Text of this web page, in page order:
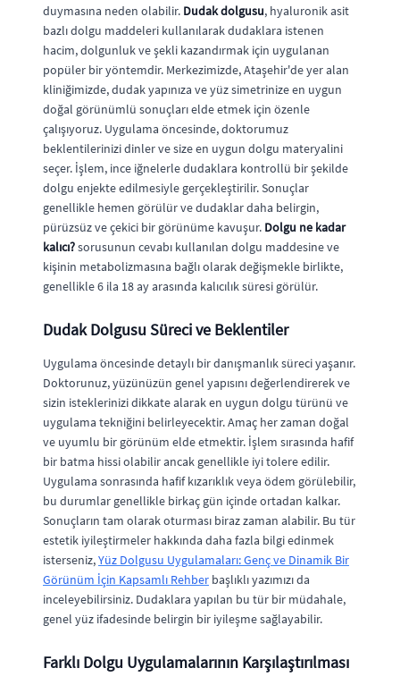
duymasına neden olabilir. Dudak dolgusu, hyaluronik asit
bazlı dolgu maddeleri kullanılarak dudaklara istenen
hacim, dolgunluk ve şekli kazandırmak için uygulanan
popüler bir yöntemdir. Merkezimizde, Ataşehir'de yer alan
kliniğimizde, dudak yapınıza ve yüz simetrinize en uygun
doğal görünümlü sonuçları elde etmek için özenle
çalışıyoruz. Uygulama öncesinde, doktorumuz
beklentilerinizi dinler ve size en uygun dolgu materyalini
seçer. İşlem, ince iğnelerle dudaklara kontrollü bir şekilde
dolgu enjekte edilmesiyle gerçekleştirilir. Sonuçlar
genellikle hemen görülür ve dudaklar daha belirgin,
pürüzsüz ve çekici bir görünüme kavuşur. Dolgu ne kadar
kalıcı?sorusunun cevabı kullanılan dolgu maddesine ve
kişinin metabolizmasına bağlı olarak değişmekle birlikte,
genellikle 6 ila 18 ay arasında kalıcılık süresi görülür.
Dudak Dolgusu Süreci ve Beklentiler
Uygulama öncesinde detaylı bir danışmanlık süreci yaşanır.
Doktorunuz, yüzünüzün genel yapısını değerlendirerek ve
sizin isteklerinizi dikkate alarak en uygun dolgu türünü ve
uygulama tekniğini belirleyecektir. Amaç her zaman doğal
ve uyumlu bir görünüm elde etmektir. İşlem sırasında hafif
bir batma hissi olabilir ancak genellikle iyi tolere edilir.
Uygulama sonrasında hafif kızarıklık veya ödem görülebilir,
bu durumlar genellikle birkaç gün içinde ortadan kalkar.
Sonuçların tam olarak oturması biraz zaman alabilir. Bu tür
estetik iyileştirmeler hakkında daha fazla bilgi edinmek
isterseniz,Yüz Dolgusu Uygulamaları: Genç ve Dinamik Bir
Görünüm İçin Kapsamlı Rehber başlıklı yazımızı da
inceleyebilirsiniz. Dudaklara yapılan bu tür bir müdahale,
genel yüz ifadesinde belirgin bir iyileşme sağlayabilir.
Farklı Dolgu Uygulamalarının Karşılaştırılması